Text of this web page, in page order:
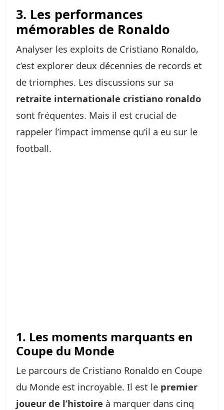
3. Les performances
mémorables de Ronaldo
Analyser les exploits de Cristiano Ronaldo,
c’est explorer deux décennies de records et
de triomphes. Les discussions sur sa
retraite internationale cristiano ronaldo
sont fréquentes. Mais il est crucial de
rappeler l’impact immense qu’il a eu sur le
football.
1. Les moments marquants en
Coupe du Monde
Le parcours de Cristiano Ronaldo en Coupe
du Monde est incroyable. Il est le premier
joueur de l’histoire à marquer dans cinq